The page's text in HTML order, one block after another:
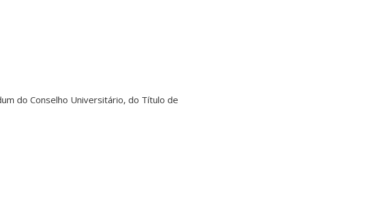
do Conselho Universitário, do Título de